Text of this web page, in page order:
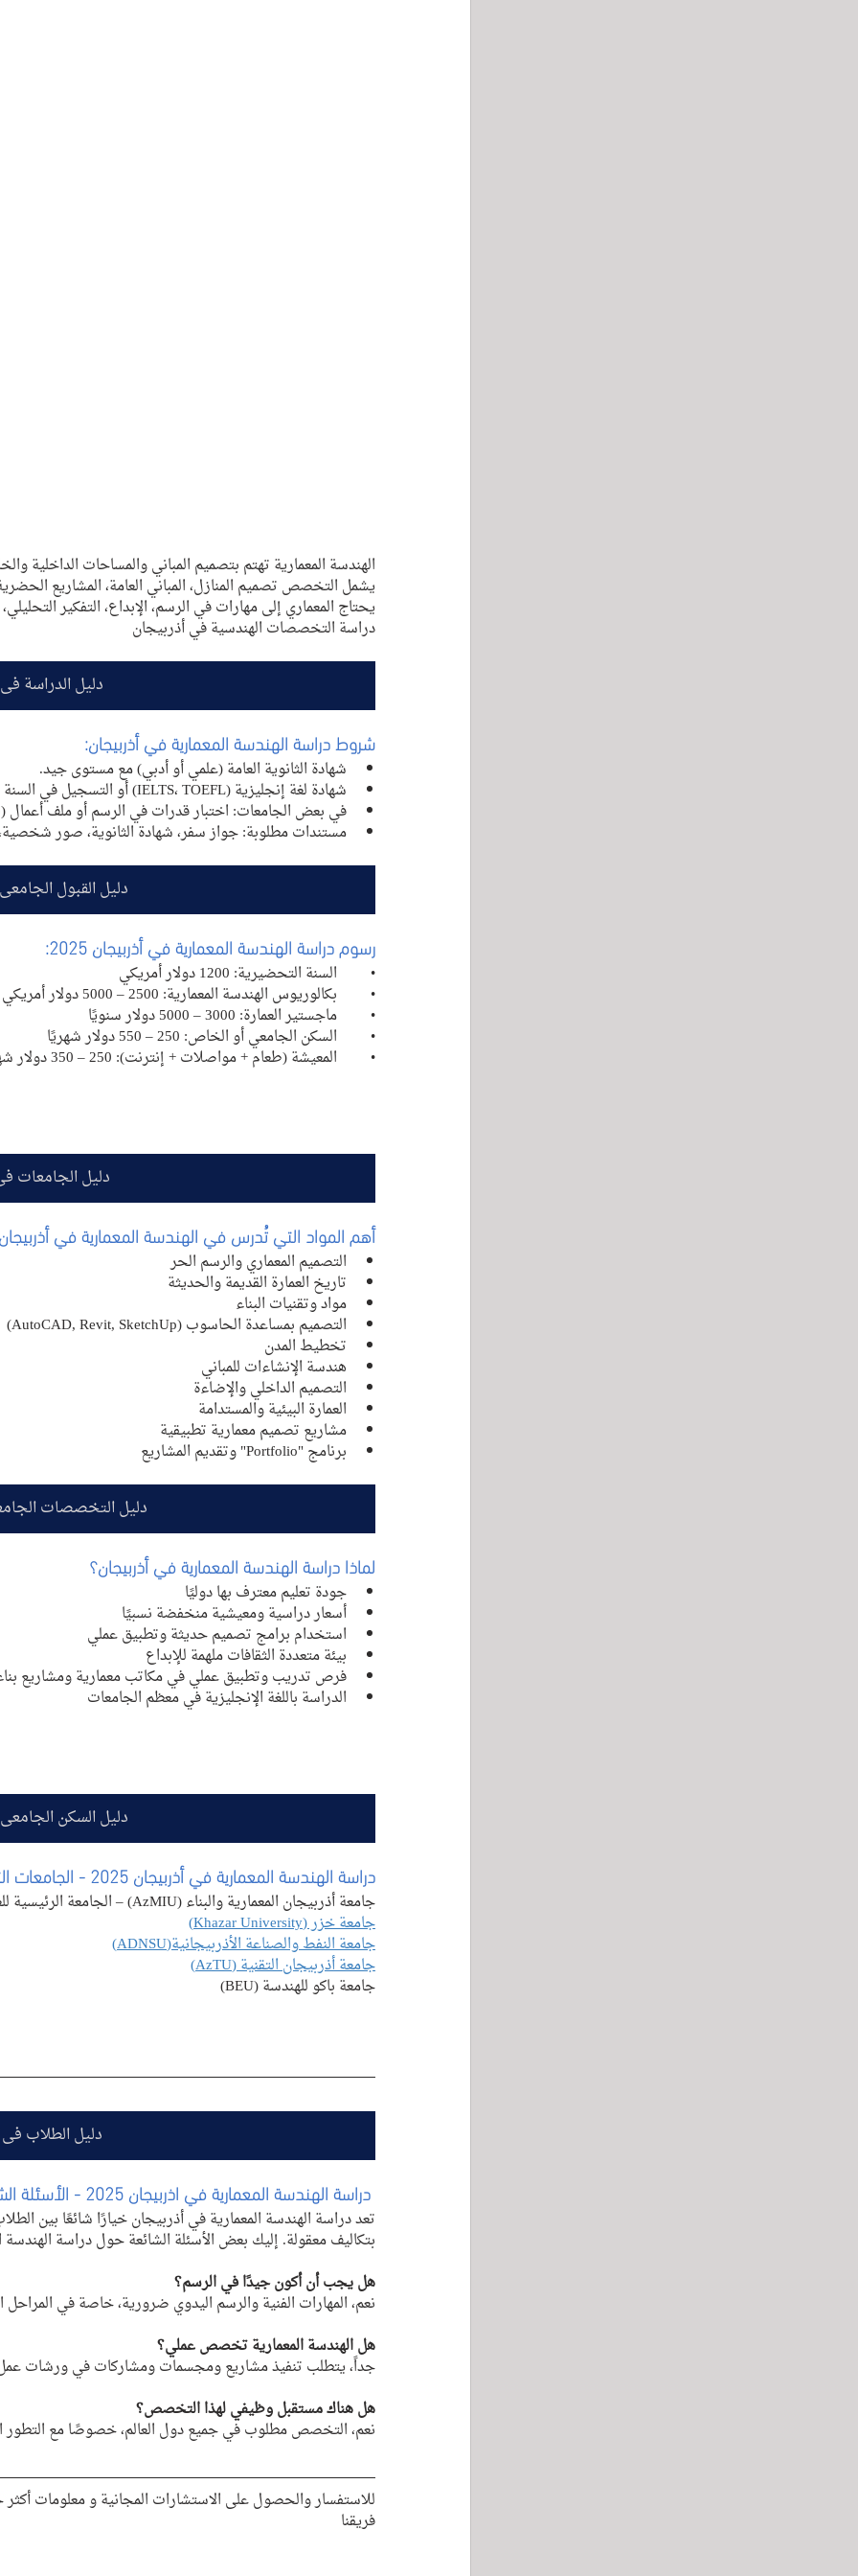
الهندسة المعمارية تهتم بتصميم المباني والمساحات الداخلية
يشمل التخصص تصميم المنازل، المباني العامة، المشاريع
يحتاج المعماري إلى مهارات في الرسم، الإبداع، التفكير
دراسة التخصصات الهندسية في أذربيجان
دليل الدراسة
شروط دراسة الهندسة المعمارية في أذربيجان:
شهادة الثانوية العامة (علمي أو أدبي) مع مستوى جيد.
شهادة لغة إنجليزية (IELTS، TOEFL) أو التسجيل في السنة التحضيرية.
في بعض الجامعات: اختبار قدرات في الرسم أو ملف أعمال (Portfolio).
مستندات مطلوبة: جواز سفر، شهادة الثانوية، صور
دليل القبول
رسوم دراسة الهندسة المعمارية في أذربيجان 2025:
•	السنة التحضيرية: 1200 دولار أمريكي
•	بكالوريوس الهندسة المعمارية: 2500 – 5000 دولار أمريكي سنويًا
•	ماجستير العمارة: 3000 – 5000 دولار سنويًا
•	السكن الجامعي أو الخاص: 250 – 550 دولار شهريًا
•	المعيشة (طعام + مواصلات + إنترنت): 250 – 350 دولار شهريًا
دليل الجامعات
أهم المواد التي تُدرس في الهندسة المعمارية في
التصميم المعماري والرسم الحر
تاريخ العمارة القديمة والحديثة
مواد وتقنيات البناء
التصميم بمساعدة الحاسوب (AutoCAD, Revit, SketchUp)
تخطيط المدن
هندسة الإنشاءات للمباني
التصميم الداخلي والإضاءة
العمارة البيئية والمستدامة
مشاريع تصميم معمارية تطبيقية
برنامج "Portfolio" وتقديم المشاريع
دليل التخصصات
لماذا دراسة الهندسة المعمارية في أذربيجان؟
جودة تعليم معترف بها دوليًا
أسعار دراسية ومعيشية منخفضة نسبيًا
استخدام برامج تصميم حديثة وتطبيق عملي
بيئة متعددة الثقافات ملهمة للإبداع
فرص تدريب وتطبيق عملي في مكاتب معمارية ومشاريع
الدراسة باللغة الإنجليزية في معظم الجامعات
دليل السكن
دراسة الهندسة المعمارية في أذربيجان
جامعة أذربيجان المعمارية والبناء (AzMIU) – الجامعة الرئيسية للعمارة
جامعة خزر (Khazar University)
جامعة النفط والصناعة الأذربيجانية(ADNSU)
جامعة أذربيجان التقنية (AzTU)
جامعة باكو للهندسة (BEU)
دليل الطلاب
الهندسة المعمارية في اذربيجان 2025 - الأسئلة الشائعة حول دراسة
تعد دراسة الهندسة المعمارية في أذربيجان خيارًا شائعًا بين
بتكاليف معقولة. إليك بعض الأسئلة الشائعة حول دراسة الهندسة
هل يجب أن أكون جيدًا في الرسم؟
نعم، المهارات الفنية والرسم اليدوي ضرورية، خاصة في المراحل
هل الهندسة المعمارية تخصص عملي؟
جداً، يتطلب تنفيذ مشاريع ومجسمات ومشاركات في ورشات
هل هناك مستقبل وظيفي لهذا التخصص؟
نعم، التخصص مطلوب في جميع دول العالم، خصوصًا مع التطور
للاستفسار والحصول على الاستشارات المجانية و معلومات
فريقنا